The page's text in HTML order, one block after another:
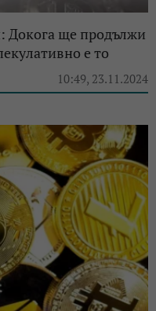
Докога ще продължи
е то
10:49, 23.11.2024